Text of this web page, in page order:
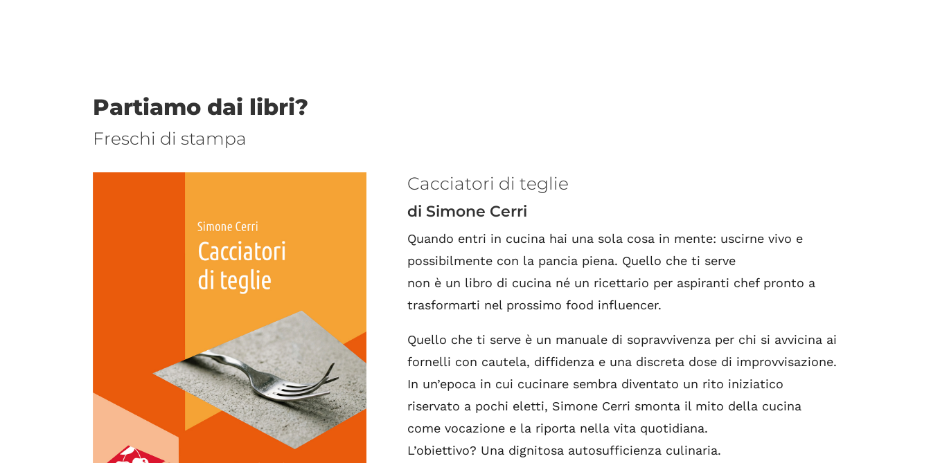
Partiamo dai libri?
Freschi di stampa
Cacciatori di teglie
di Simone Cerri
Quando entri in cucina hai una sola cosa in mente: uscirne vivo e
possibilmente con la pancia piena. Quello che ti serve
non è un libro di cucina né un ricettario per aspiranti chef pronto a
trasformarti nel prossimo food influencer.
Quello che ti serve è un manuale di sopravvivenza per chi si avvicina ai
fornelli con cautela, diffidenza e una discreta dose di improvvisazione.
In un’epoca in cui cucinare sembra diventato un rito iniziatico
riservato a pochi eletti, Simone Cerri smonta il mito della cucina
come vocazione e la riporta nella vita quotidiana.
L’obiettivo? Una dignitosa autosufficienza culinaria.